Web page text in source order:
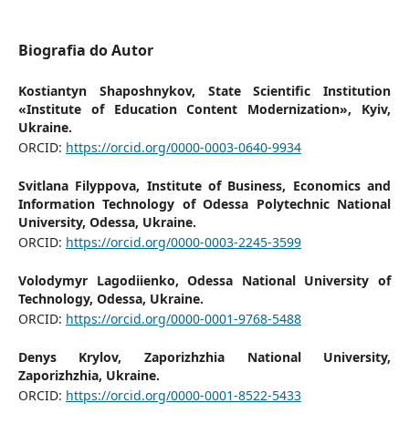
Biografia do Autor
Kostiantyn Shaposhnykov, State Scientific Institution
«Institute of Education Content Modernization», Kyiv,
Ukraine.
ORCID: https://orcid.org/0000-0003-0640-9934
Svitlana Filyppova, Institute of Business, Economics and
Information Technology of Odessа Polytechnic National
University, Odessa, Ukraine.
ORCID: https://orcid.org/0000-0003-2245-3599
Volodymyr Lagodiienko,Odessa National University of
Technology, Odessa, Ukraine.
ORCID: https://orcid.org/0000-0001-9768-5488
Denys Krylov, Zaporizhzhia National University,
Zaporizhzhia, Ukraine.
ORCID: https://orcid.org/0000-0001-8522-5433